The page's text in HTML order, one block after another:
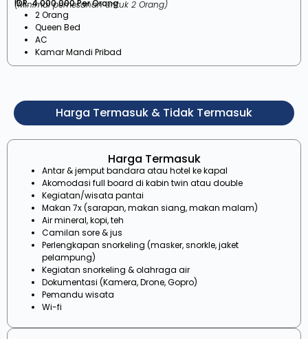
IDR. 4.000.000 Per Orang
(Minimal pemesanan untuk 2 Orang)
2 Orang
Queen Bed
AC
Kamar Mandi Pribad
Harga Termasuk & Tidak Termasuk
Harga Termasuk
Antar & jemput bandara atau hotel ke kapal
Akomodasi full board di kabin twin atau double
Kegiatan/wisata pantai
Makan 7x (sarapan, makan siang, makan malam)
Air mineral, kopi, teh
Camilan sore & jus
Perlengkapan snorkeling (masker, snorkle, jaket
pelampung)
Kegiatan snorkeling & olahraga air
Dokumentasi (Kamera, Drone, Gopro)
Pemandu wisata
Wi-fi